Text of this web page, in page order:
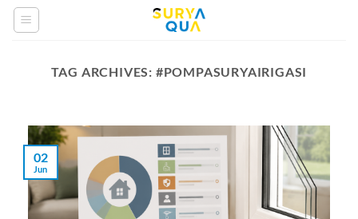
Skip
TAG ARCHIVES: #POMPASURYAIRIGASI
02
Jun